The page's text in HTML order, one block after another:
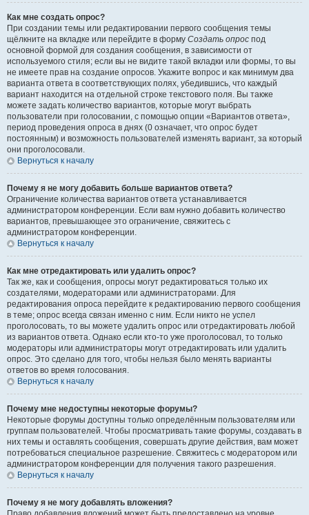
Как мне создать опрос?
При создании темы или редактировании первого сообщения темы
щёлкните на вкладке или перейдите в форму Создать опрос под
основной формой для создания сообщения, в зависимости от
используемого стиля; если вы не видите такой вкладки или формы, то вы
не имеете прав на создание опросов. Укажите вопрос и как минимум два
варианта ответа в соответствующих полях, убедившись, что каждый
вариант находится на отдельной строке текстового поля. Вы также
можете задать количество вариантов, которые могут выбрать
пользователи при голосовании, с помощью опции «Вариантов ответа»,
период проведения опроса в днях (0 означает, что опрос будет
постоянным) и возможность пользователей изменять вариант, за который
они проголосовали.
Вернуться к началу
Почему я не могу добавить больше вариантов ответа?
Ограничение количества вариантов ответа устанавливается
администратором конференции. Если вам нужно добавить количество
вариантов, превышающее это ограничение, свяжитесь с
администратором конференции.
Вернуться к началу
Как мне отредактировать или удалить опрос?
Так же, как и сообщения, опросы могут редактироваться только их
создателями, модераторами или администраторами. Для
редактирования опроса перейдите к редактированию первого сообщения
в теме; опрос всегда связан именно с ним. Если никто не успел
проголосовать, то вы можете удалить опрос или отредактировать любой
из вариантов ответа. Однако если кто-то уже проголосовал, то только
модераторы или администраторы могут отредактировать или удалить
опрос. Это сделано для того, чтобы нельзя было менять варианты
ответов во время голосования.
Вернуться к началу
Почему мне недоступны некоторые форумы?
Некоторые форумы доступны только определённым пользователям или
группам пользователей. Чтобы просматривать такие форумы, создавать в
них темы и оставлять сообщения, совершать другие действия, вам может
потребоваться специальное разрешение. Свяжитесь с модератором или
администратором конференции для получения такого разрешения.
Вернуться к началу
Почему я не могу добавлять вложения?